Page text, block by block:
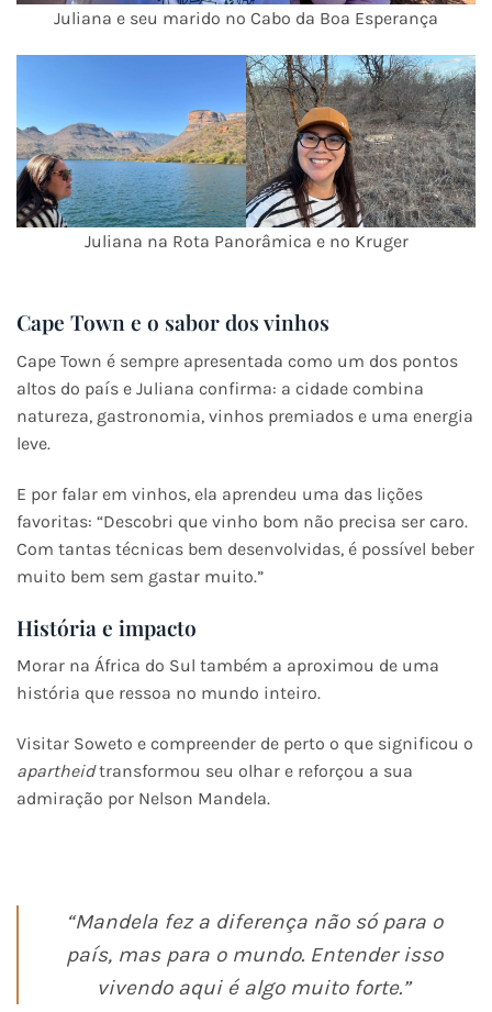
Juliana e seu marido no Cabo da Boa Esperança
Juliana na Rota Panorâmica e no Kruger
Cape Town e o sabor dos vinhos
Cape Town é sempre apresentada como um dos pontos
altos do país e Juliana confirma: a cidade combina
natureza, gastronomia, vinhos premiados e uma energia
leve.
E por falar em vinhos, ela aprendeu uma das lições
favoritas: “Descobri que vinho bom não precisa ser caro.
Com tantas técnicas bem desenvolvidas, é possível beber
muito bem sem gastar muito.”
História e impacto
Morar na África do Sul também a aproximou de uma
história que ressoa no mundo inteiro.
Visitar Soweto e compreender de perto o que significou o
apartheidtransformou seu olhar e reforçou a sua
admiração por Nelson Mandela.
“Mandela fez a diferença não só para o
país, mas para o mundo. Entender isso
vivendo aqui é algo muito forte.”